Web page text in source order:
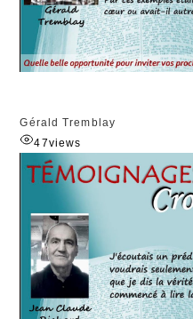
Gérald Tremblay
47views